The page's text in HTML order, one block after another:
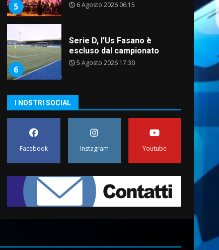
5 6 Agosto 2026 06:15
6
Serie D, l’Us Fasano è
escluso dal campionato
5 Agosto 2026 17:30
Truffatori in azione nelle
arma da fuoco
6 Agosto 2026 18:13
I NOSTRI SOCIAL
Facebook Instagram Youtube